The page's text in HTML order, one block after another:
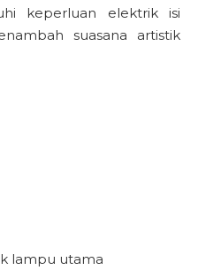
keperluan elektrik isi
suasana artistik
lampu utama